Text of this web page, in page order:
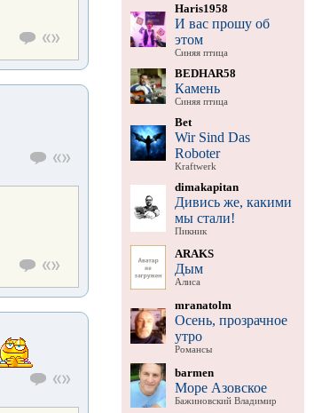
Haris1958
И вас прошу об
этом
Синяя птица
BEDHAR58
Камень
Синяя птица
Bet
Wir Sind Das
Roboter
Kraftwerk
dimakapitan
Дивись же, какими
мы стали!
Пикник
ARAKS
Дым
Алиса
mranatolm
Осень, прозрачное
утро
Романсы
barmen
Море Азовское
Бажиновский Владимир